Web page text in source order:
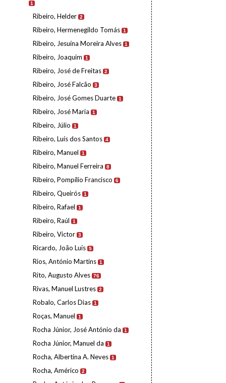
1
Ribeiro, Helder 2
Ribeiro, Hermenegildo Tomás 1
Ribeiro, Jesuína Moreira Alves 1
Ribeiro, Joaquim 1
Ribeiro, José de Freitas 2
Ribeiro, José Falcão 3
Ribeiro, José Gomes Duarte 1
Ribeiro, José Maria 1
Ribeiro, Júlio 1
Ribeiro, Luís dos Santos 4
Ribeiro, Manuel 1
Ribeiro, Manuel Ferreira 8
Ribeiro, Pompílio Francisco 6
Ribeiro, Queirós 1
Ribeiro, Rafael 1
Ribeiro, Raúl 1
Ribeiro, Victor 3
Ricardo, João Luís 5
Rios, António Martins 1
Rito, Augusto Alves 76
Rivas, Manuel Lustres 2
Robalo, Carlos Dias 1
Roças, Manuel 1
Rocha Júnior, José António da 1
Rocha Júnior, Manuel da 1
Rocha, Albertina A. Neves 1
Rocha, Américo 2